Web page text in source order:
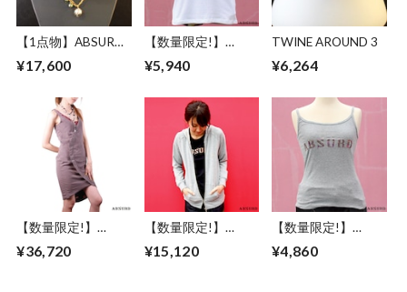
【1点物】ABSURD
ネックレス レディ
ース 66㎝ サイズ調
ー付き ドレス パー
ティー ロングネッ
クレス 磁気ヘマタ
イト 天然石 ローズ
スワロ 人工パール
ゴールド Lamplight
¥17,600
【数量限定!】
ABSURD Ｔシャツ
オリジナルプリント
ンプル アブサード
The MUSIC
¥5,940
TWINE AROUND 3
¥6,264
【数量限定!】
ABSURD ドレス ワ
ンピース 着物 襟元
¥36,720
【数量限定!】
ABSURD パーカー
前開き GRAY 龍 ガ
¥15,120
【数量限定!】
ABSURD キャミソ
ール ノースリーブ
¥4,860